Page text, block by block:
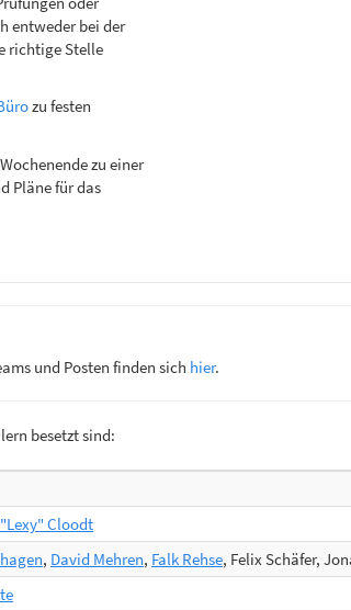
entweder bei der
richtige Stelle
zu festen
zu einer
Pläne für das
und Posten finden sich hier.
besetzt sind:
Cloodt
, David Mehren, Falk Rehse, Felix Schäfer,